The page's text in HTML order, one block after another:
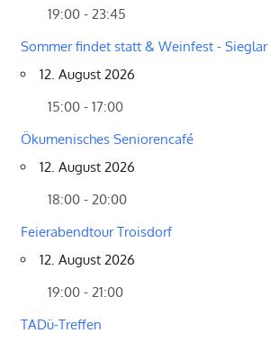
19:00 - 23:45
Sommer findet statt & Weinfest - Sieglar
12. August 2026
15:00 - 17:00
Ökumenisches Seniorencafé
12. August 2026
18:00 - 20:00
Feierabendtour Troisdorf
12. August 2026
19:00 - 21:00
TADü-Treffen